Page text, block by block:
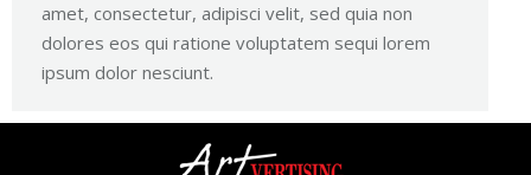
amet, consectetur, adipisci velit, sed quia non
dolores eos qui ratione voluptatem sequi lorem
ipsum dolor nesciunt.